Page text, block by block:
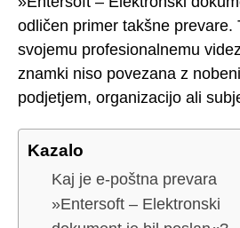
odličen primer takšne prevare.
svojemu profesionalnemu
znamki niso povezana z
podjetjem, organizacijo ali
Kazalo
Kaj je e-poštna prevara
»Entersoft – Elektronski